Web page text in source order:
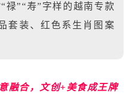
禄”“寿”字样的越南专款
套装、红色系生肖图案
融合，文创+美食成王牌